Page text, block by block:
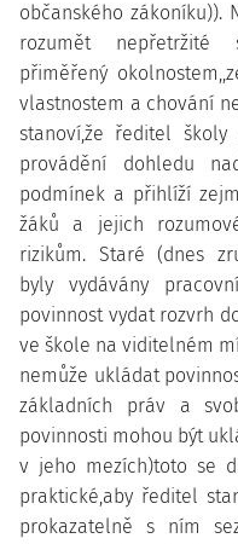
občanského zákoníku)).
rozumět nepřetržité
přiměřený
vlastnostem a chování
stanoví,že ředitel
provádění dohledu
podmínek a přihlíží
žáků a jejich
rizikům. Staré (dnes
byly vydávány
povinnost vydat rozvrh
ve škole na viditelném
nemůže ukládat
základních práv a
povinnosti mohou být
v jeho mezích)toto se
praktické,aby ředitel
prokazatelně s ním